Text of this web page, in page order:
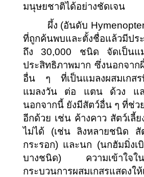
มนุษยชาติได้อย่างชัดเจน
ผึ้ง (อันดับ
ที่ถูกค้นพบและตั้งชื่อแล้วมีป
ถึง 30,000 ชนิด จัดเป็นแม
ประสิทธิภาพมาก ซึ่งนอกจาก
อื่น ๆ ที่เป็นแมลงผสมเกส
แมลงวัน ต่อ แตน ด้วง แล
นอกจากนี้ ยังมีสัตว์อื่น ๆ ที่ช่ว
อีกด้วย เช่น ค้างคาว สัตว์เลี้
ไม่ได้ (เช่น ลิงหลายชนิด สั
กระรอก) และนก (นกฮัมมิ่งเ
บางชนิด) ความเข้าใจใน
กระบวนการผสมเกสรแสดง